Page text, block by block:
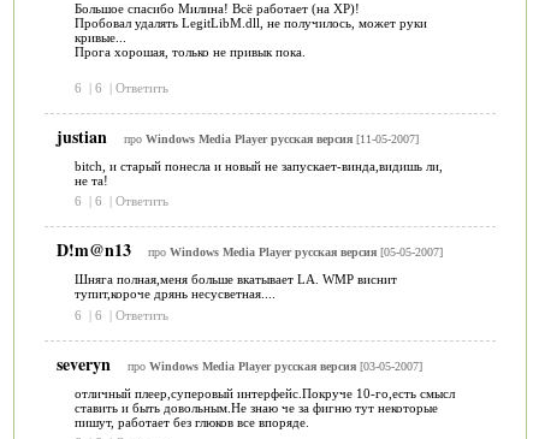
Большое спасибо Милина! Всё работает (на ХР)!
Пробовал удалять LegitLibM.dll, не получилось, может руки
кривые...
Прога хорошая, только не привык пока.
6 | 6 | Ответить
justian про Windows Media Player русская версия[11-05-2007]
bitch, и старый понесла и новый не запускает-винда,видишь ли,
не та!
6
| 6 | Ответить
D!m@n13 про Windows Media Player русская версия[05-05-2007]
Шняга полная,меня больше вкатывает LA. WMP виснит
тупит,короче дрянь несусветная....
6
| 6 | Ответить
severyn про Windows Media Player русская версия[03-05-2007]
отличный плеер,суперовый интерфейс.Покруче 10-го,есть смысл
ставить и быть довольным.Не знаю че за фигню тут некоторые
пишут, работает без глюков все впоряде.